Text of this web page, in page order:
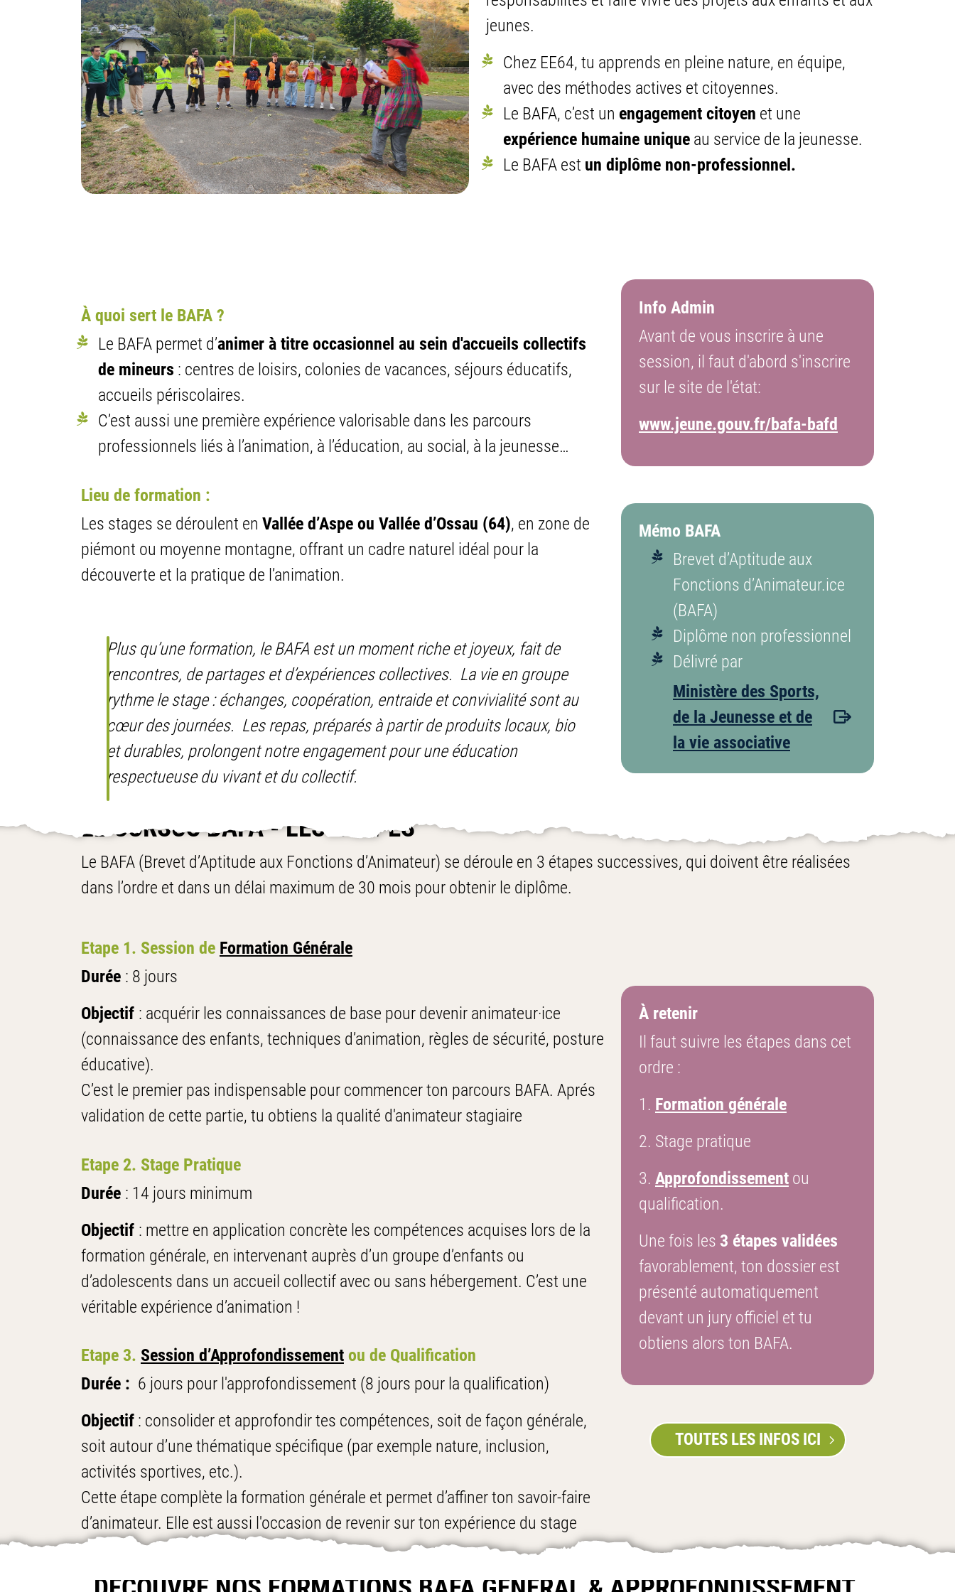
jeunes.
Chez EE64, tu apprends en pleine nature, en équipe,
avec des méthodes actives et citoyennes.
Le BAFA, c’est un engagement citoyen et une
expérience humaine unique au service de la jeunesse.
Le BAFA est un diplôme non-professionnel.
À quoi sert le BAFA ?
Le BAFA permet d’animer à titre occasionnel au sein d'accueils collectifs
de mineurs : centres de loisirs, colonies de vacances, séjours éducatifs,
accueils périscolaires.
C’est aussi une première expérience valorisable dans les parcours
professionnels liés à l’animation, à l’éducation, au social, à la jeunesse…
Lieu de formation :
Les stages se déroulent en Vallée d’Aspe ou Vallée d’Ossau (64), en zone de
piémont ou moyenne montagne, offrant un cadre naturel idéal pour la
découverte et la pratique de l’animation.
Plus qu’une formation, le BAFA est un moment riche et joyeux, fait de
rencontres, de partages et d’expériences collectives. La vie en groupe
rythme le stage : échanges, coopération, entraide et convivialité sont au
cœur des journées. Les repas, préparés à partir de produits locaux, bio
et durables, prolongent notre engagement pour une éducation
respectueuse du vivant et du collectif.
Info Admin
Avant de vous inscrire à une
session, il faut d'abord s'inscrire
sur le site de l'état:
www.jeune.gouv.fr/bafa-bafd
Mémo BAFA
Brevet d’Aptitude aux
Fonctions d’Animateur.ice
(BAFA)
Diplôme non professionnel
Délivré par
Ministère des Sports,
de la Jeunesse et de
la vie associative
LE CURSUS BAFA - LES ÉTAPES
Le BAFA (Brevet d’Aptitude aux Fonctions d’Animateur) se déroule en 3 étapes successives, qui doivent être réalisées
dans l’ordre et dans un délai maximum de 30 mois pour obtenir le diplôme.
Etape 1. Session de Formation Générale
Durée : 8 jours
Objectif : acquérir les connaissances de base pour devenir animateur·ice
(connaissance des enfants, techniques d’animation, règles de sécurité, posture
éducative).
C’est le premier pas indispensable pour commencer ton parcours BAFA. Aprés
validation de cette partie, tu obtiens la qualité d'animateur stagiaire
Etape 2. Stage Pratique
Durée : 14 jours minimum
Objectif : mettre en application concrète les compétences acquises lors de la
formation générale, en intervenant auprès d’un groupe d’enfants ou
d’adolescents dans un accueil collectif avec ou sans hébergement. C’est une
véritable expérience d’animation !
Etape 3. Session d’Approfondissement ou de Qualification
Durée : 6 jours pour l'approfondissement (8 jours pour la qualification)
Objectif : consolider et approfondir tes compétences, soit de façon générale,
soit autour d’une thématique spécifique (par exemple nature, inclusion,
activités sportives, etc.).
Cette étape complète la formation générale et permet d’affiner ton savoir-faire
d’animateur. Elle est aussi l'occasion de revenir sur ton expérience du stage
pratique.
À retenir
Il faut suivre les étapes dans cet
ordre :
1. Formation générale
2. Stage pratique
3. Approfondissement ou
qualification.
Une fois les 3 étapes validées
favorablement, ton dossier est
présenté automatiquement
devant un jury officiel et tu
obtiens alors ton BAFA.
TOUTES LES INFOS ICI